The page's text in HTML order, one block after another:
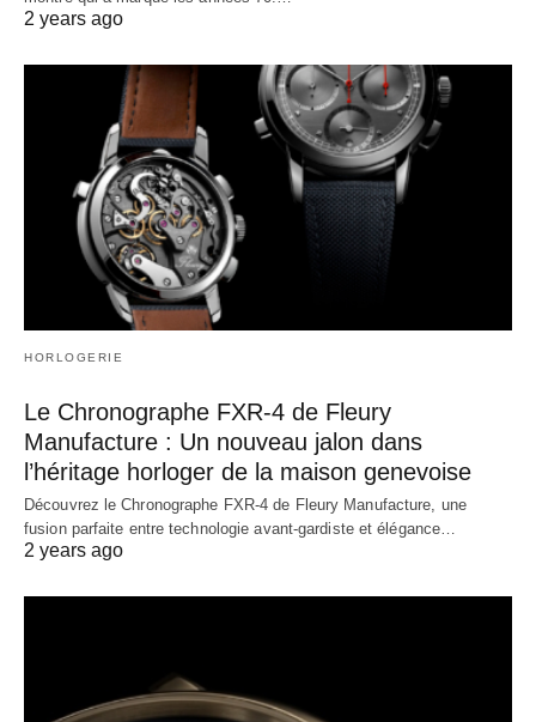
2 years ago
HORLOGERIE
Le Chronographe FXR-4 de Fleury
Manufacture : Un nouveau jalon dans
l’héritage horloger de la maison genevoise
Découvrez le Chronographe FXR-4 de Fleury Manufacture, une
fusion parfaite entre technologie avant-gardiste et élégance…
2 years ago